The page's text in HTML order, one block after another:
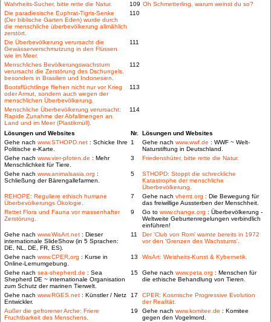
Wahrheits-Sucher, bitte rette die Natur. 109 Oh Schmetterling, warum weinst du so?
Die paradiesische Euphrat-Tigris-Senke
(Der biblische Garten Eden) wurde durch
die menschliche überbevölkerung allmählich
zerstört.
110
Die Überbevölkerung verursacht die
Gewässerverschmutzung in den Flüssen
wie im Meer.
111
Menschliches Bevölkerungswachstum
verursacht die Zerstörung des Dschungels,
besonders in Brasilien und Indonesien.
112
Bootsflüchtlinge fliehen nicht nur vor Krieg
oder Armut, sondern auch wegen der
menschlichen Überbevölkerung.
113
Menschliche Überbevölkerung verursacht:
Rapide Zunahme der Abfallmengen an
Land und im Meer (Plastikmüll).
114
Lösungen und Websites Nr. Lösungen und Websites
Gehe nach www.STHOPD.net : Schicke Ihre
Politische e-Karte.
1 Gehe nach www.wwf.de : WWF ~ Welt-
Naturstiftung in Deutschland.
Gehe nach www.vier-pfoten.de : Mehr
Menschlichkeit für Tiere.
3 Friedenshüter, bitte rette die Natur.
Gehe nach www.animalsasia.org :
Schließung der Bärengallefarmen.
5
STHOPD: Stoppt die schreckliche
Katastrophe der menschliche
Überbevölkerung.
REHOPE: Reguliere ethisch humane
Überbevölkerungs Ökologie.
7 Gehe nach vhemt.org : Die Bewegung für
das freiwillige Aussterben der Menschheit.
Rettet Flora und Fauna vor massenhafter
Zerstörung.
9 Go to www.change.org : Überbevölkerung -
Weltweite Geburtenregelungen verbindlich
einführen!
Gehe nach www.WisArt.net : Dieser
internationale SlideShow (in 5 Sprachen:
DE, NL, DE, FR, ES).
11
Der 'Club von Rom' warnte bereits in 1972
vor den 'Grenzen des Wachstums'.
Gehe nach www.CPER.org : Kurse in
Online-Lernumgebung.
13 WisArt: Weisheits-Kunst & Kybernetik.
Gehe nach sea-shepherd.de : Sea
Shepherd DE ~ internationale Organisation
zum Schutz der marinen Tierwelt.
15 Gehe nach www.peta.org : Menschen für
die ethische Behandlung von Tieren.
Gehe nach www.RGES.net : Künstler / Netz
Entwickler.
17
CPER: Kosmische Progressive Evolution
der Realität.
Außer die gefrorener Arche: Friere
Fruchtbarkeit des Menschens.
19 Gehe nach www.komitee.de : Komitee
gegen den Vogelmord.